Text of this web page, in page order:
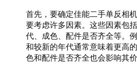
首先，要确定佳能二手单反相
要考虑许多因素。这些因素包
代、成色、配件是否齐全等。
和较新的年代通常意味着更高
色和配件是否齐全也会影响其价